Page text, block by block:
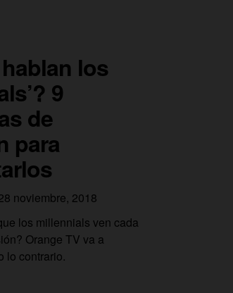
los
9
de
para
noviembre, 2018
los millennials ven cada
Orange TV va a
lo contrario.